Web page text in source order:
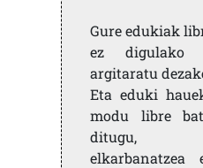
Gure edukiak
ez digulako
argitaratu
Eta eduki
modu libre
ditugu,
elkarbanatzea